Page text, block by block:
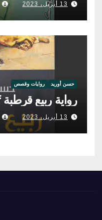
13 أبريل، 2023
حسن أوريد روايات وقصص
رواية ربيع قرطبة pdf
13 أبريل، 2023